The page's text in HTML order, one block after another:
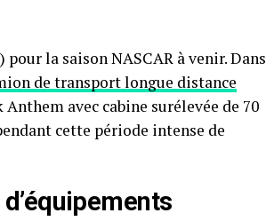
pour la saison NASCAR à venir. Dans
de transport longue distance
avec cabine surélevée de 70
cette période intense de